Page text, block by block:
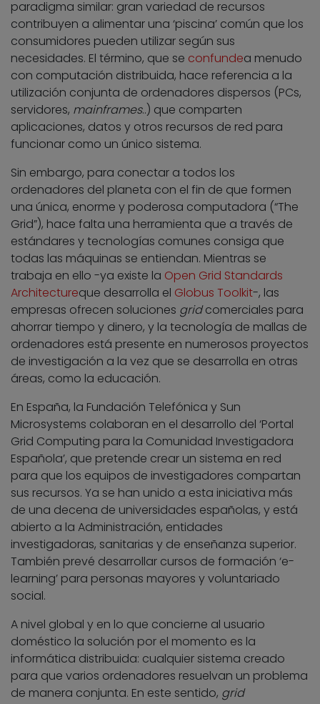
paradigma similar: gran variedad de recursos
contribuyen a alimentar una ‘piscina’ común que los
consumidores pueden utilizar según sus
necesidades. El término, que se confundea menudo
con computación distribuida, hace referencia a la
utilización conjunta de ordenadores dispersos (PCs,
servidores, mainframes..) que comparten
aplicaciones, datos y otros recursos de red para
funcionar como un único sistema.
Sin embargo, para conectar a todos los
ordenadores del planeta con el fin de que formen
una única, enorme y poderosa computadora (“The
Grid”), hace falta una herramienta que a través de
estándares y tecnologías comunes consiga que
todas las máquinas se entiendan. Mientras se
trabaja en ello -ya existe la Open Grid Standards
Architectureque desarrolla el Globus Toolkit-, las
empresas ofrecen soluciones gridcomerciales para
ahorrar tiempo y dinero, y la tecnología de mallas de
ordenadores está presente en numerosos proyectos
de investigación a la vez que se desarrolla en otras
áreas, como la educación.
En España, la Fundación Telefónica y Sun
Microsystems colaboran en el desarrollo del ‘Portal
Grid Computing para la Comunidad Investigadora
Española’, que pretende crear un sistema en red
para que los equipos de investigadores compartan
sus recursos. Ya se han unido a esta iniciativa más
de una decena de universidades españolas, y está
abierto a la Administración, entidades
investigadoras, sanitarias y de enseñanza superior.
También prevé desarrollar cursos de formación ‘e-
learning’ para personas mayores y voluntariado
social.
A nivel global y en lo que concierne al usuario
doméstico la solución por el momento es la
informática distribuida: cualquier sistema creado
para que varios ordenadores resuelvan un problema
de manera conjunta. En este sentido, grid